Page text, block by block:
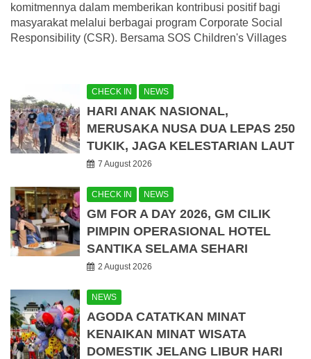
komitmennya dalam memberikan kontribusi positif bagi
masyarakat melalui berbagai program Corporate Social
Responsibility (CSR). Bersama SOS Children's Villages
CHECK IN NEWS
HARI ANAK NASIONAL,
MERUSAKA NUSA DUA LEPAS 250
TUKIK, JAGA KELESTARIAN LAUT
7 August 2026
CHECK IN NEWS
GM FOR A DAY 2026, GM CILIK
PIMPIN OPERASIONAL HOTEL
SANTIKA SELAMA SEHARI
2 August 2026
NEWS
AGODA CATATKAN MINAT
KENAIKAN MINAT WISATA
DOMESTIK JELANG LIBUR HARI